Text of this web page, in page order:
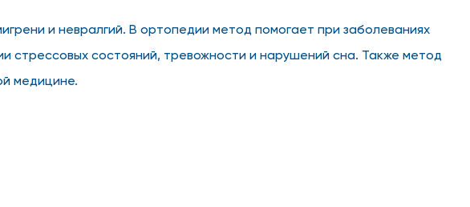
и невралгий. В ортопедии метод помогает при заболеваниях
стрессовых состояний, тревожности и нарушений сна. Также метод
медицине.